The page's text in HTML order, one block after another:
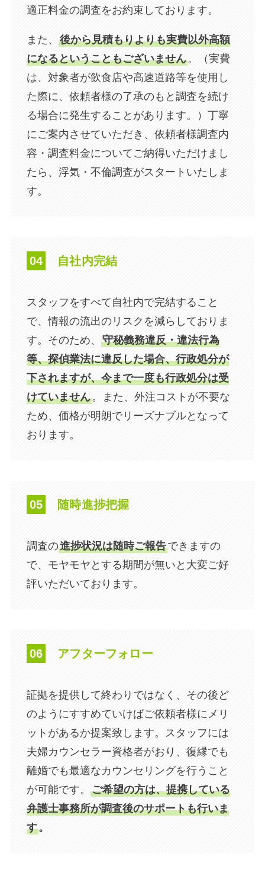
適正料金の調査をお約束しております。
また、 後から見積もりよりも実費以外高額
になるということもございません。（実費
は、対象者が飲食店や高速道路等を使用し
た際に、依頼者様の了承のもと調査を続け
る場合に発生することがあります。）丁寧
にご案内させていただき、依頼者様調査内
容・調査料金についてご納得いただけまし
たら、浮気・不倫調査がスタートいたしま
す。
04 自社内完結
スタッフをすべて自社内で完結すること
で、情報の流出のリスクを減らしておりま
す。そのため、 守秘義務違反・違法行為
等、探偵業法に違反した場合、行政処分が
下されますが、今まで一度も行政処分は受
けていません。また、外注コストが不要な
ため、価格が明朗でリーズナブルとなって
おります。
05 ​随時進捗把握
​調査の進捗状況は随時ご報告できますの
で、モヤモヤとする期間が無いと大変ご好
評いただいております。
06 アフターフォロー
​証拠を提供して終わりではなく、その後ど
のようにすすめていけばご依頼者様にメリ
ットがあるか提案致します。スタッフには
夫婦カウンセラー資格者がおり、復縁でも
離婚でも最適なカウンセリングを行うこと
が可能です。 ご希望の方は、提携している
弁護士事務所が調査後のサポートも行いま
す。